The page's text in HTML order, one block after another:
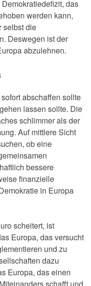
das
werden kann,
selbst die
Deswegen ist der
abzulehnen.
abschaffen sollte
lassen sollte. Die
schlimmer als der
Auf mittlere Sicht
ob eine
bessere
finanzielle
in Europa
scheitert, ist
Europa, das versucht
und zu
dazu
Europa, das einen